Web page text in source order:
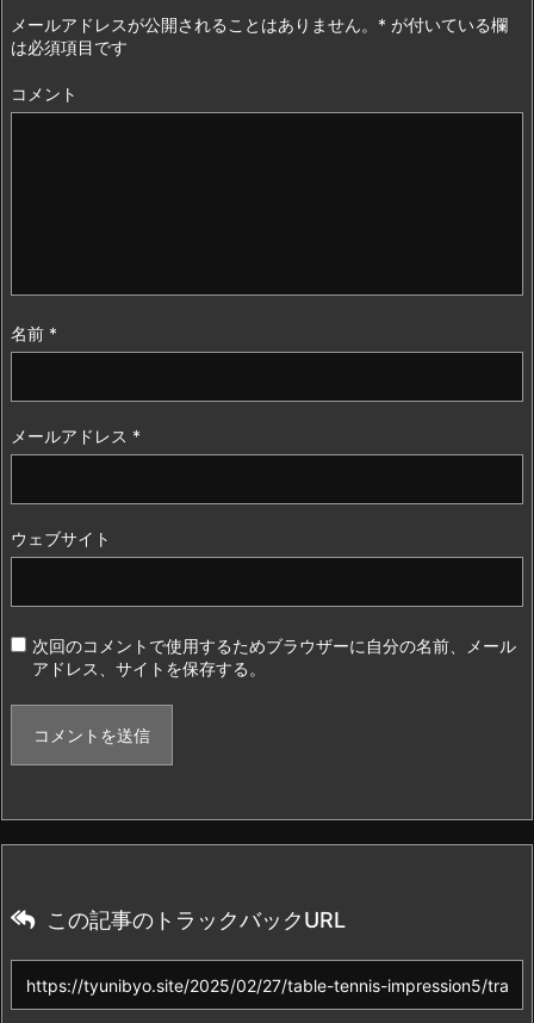
メールアドレスが公開されることはありません。 * が付いている欄
は必須項目です
コメント
名前 *
メールアドレス *
ウェブサイト
次回のコメントで使用するためブラウザーに自分の名前、メール
アドレス、サイトを保存する。
この記事のトラックバックURL